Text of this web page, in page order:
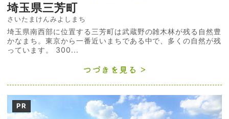
埼玉県三芳町
さいたまけんみよしまち
埼玉県南西部に位置する三芳町は武蔵野の雑木林が残る自然豊
かなまち。東京から一番近いまちである中で、多くの自然が残
っています。 300...
つづきを見る
PR